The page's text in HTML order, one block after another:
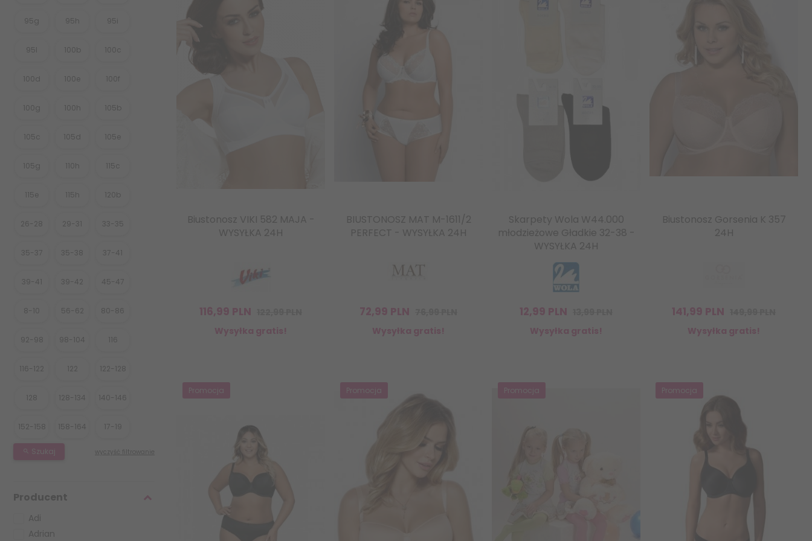
95g 95h 95i
95l 100b 100c
100d 100e 100f
100g 100h 105b
105c 105d 105e
105g 110h 115c
115e 115h 120b
26-28 29-31 33-35
35-37 35-38 37-41
39-41 39-42 45-47
8-10 56-62 80-86
92-98 98-104 116
116-122 122 122-128
128 128-134 140-146
152-158 158-164 17-19
Szukaj wyczyść filtrowanie
Producent
Adi
Adrian
Biustonosz VIKI 582 MAJA -
WYSYŁKA 24H
116,99 PLN
Wysyłka gratis!
BIUSTONOSZ MAT M-1611/2
PERFECT - WYSYŁKA 24H
72,99 PLN
Wysyłka gratis!
Skarpety Wola W44.000
młodzieżowe Gładkie 32-38 -
WYSYŁKA 24H
12,99 PLN
Wysyłka gratis!
Biustonosz Gorsenia K 357
24H
141,99 PLN
Wysyłka gratis!
Promocja Promocja Promocja Promocja